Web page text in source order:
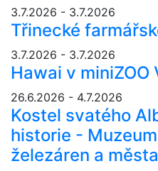
3.7.2026 - 3.7.2026
Třinecké
3.7.2026 - 3.7.2026
Hawai v miniZOO
26.6.2026 - 4.7.2026
Kostel svatého
historie -
železáren a